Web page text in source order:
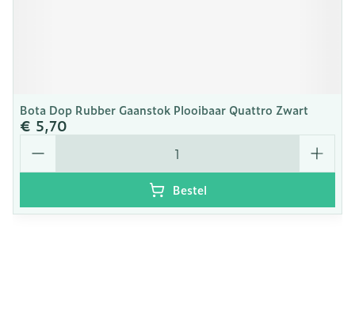
Bota Dop Rubber Gaanstok Plooibaar Quattro Zwart
€ 5,70
Aantal
Bestel